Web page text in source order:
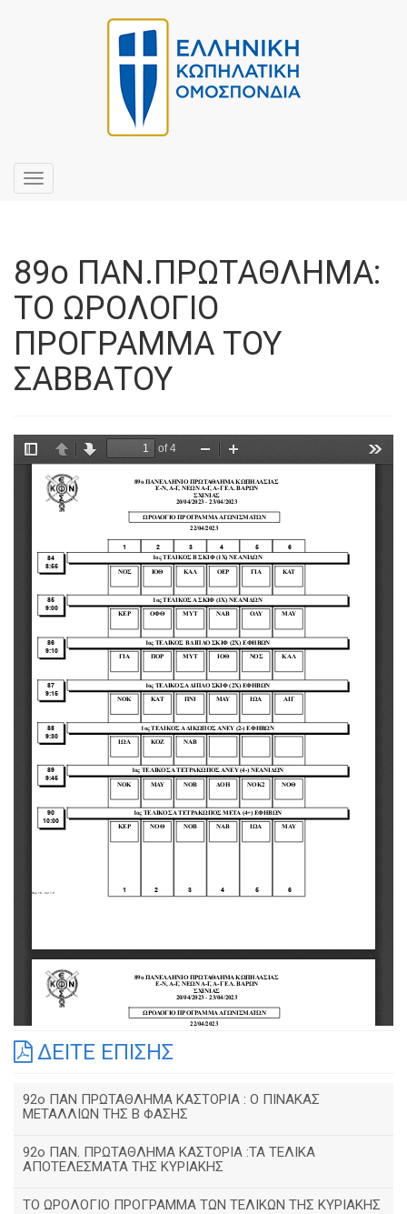
Toggle
navigation
89ο ΠΑΝ.ΠΡΩΤΑΘΛΗΜΑ:
ΤΟ ΩΡΟΛΟΓΙΟ
ΠΡΟΓΡΑΜΜΑ ΤΟΥ
ΣΑΒΒΑΤΟΥ
ΔΕΙΤΕ ΕΠΙΣΗΣ
92o ΠΑΝ ΠΡΩΤΑΘΛΗΜΑ ΚΑΣΤΟΡΙΑ : Ο ΠΙΝΑΚΑΣ
ΜΕΤΑΛΛΙΩΝ ΤΗΣ Β ΦΑΣΗΣ
92ο ΠΑΝ. ΠΡΩΤΑΘΛΗΜΑ ΚΑΣΤΟΡΙΑ :ΤΑ ΤΕΛΙΚΑ
ΑΠΟΤΕΛΕΣΜΑΤΑ ΤΗΣ ΚΥΡΙΑΚΗΣ
ΤΟ ΩΡΟΛΟΓΙΟ ΠΡΟΓΡΑΜΜΑ ΤΩΝ ΤΕΛΙΚΩΝ ΤΗΣ ΚΥΡΙΑΚΗΣ